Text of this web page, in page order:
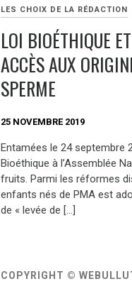
LES CHOIX DE LA RÉDACTION
LOI BIOÉTHIQUE
ACCÈS AUX
SPERME
25 NOVEMBRE 2019
Entamées le 24 septembre
Bioéthique à l’Assemblée
fruits. Parmi les réformes
enfants nés de PMA est
de « levée de […]
COPYRIGHT ©